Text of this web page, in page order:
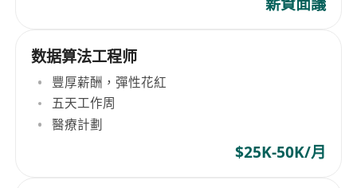
数据算法工程师
豐厚薪酬，彈性花紅
五天工作周
醫療計劃
$25K-50K/月